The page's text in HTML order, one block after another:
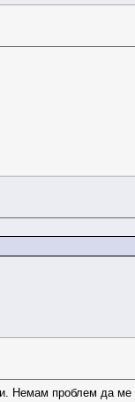
Немам проблем да ме